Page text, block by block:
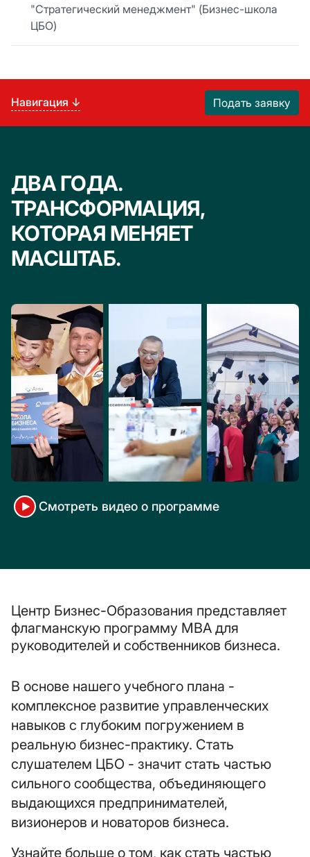
"Стратегический менеджмент" (Бизнес-школа
ЦБО)
Навигация ↓ Подать заявку
ДВА ГОДА.
ТРАНСФОРМАЦИЯ,
КОТОРАЯ МЕНЯЕТ
МАСШТАБ.
Cмотреть видео о программе
Центр Бизнес-Образования представляет
флагманскую программу MBA для
руководителей и собственников бизнеса.
В основе нашего учебного плана -
комплексное развитие управленческих
навыков с глубоким погружением в
реальную бизнес-практику. Стать
слушателем ЦБО - значит стать частью
сильного сообщества, объединяющего
выдающихся предпринимателей,
визионеров и новаторов бизнеса.
Узнайте больше о том, как стать частью